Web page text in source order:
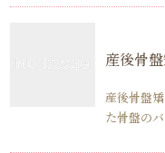
産後骨
産後骨盤
た骨盤の